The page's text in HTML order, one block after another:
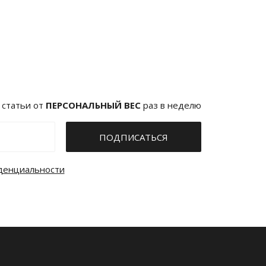
от ПЕРСОНАЛЬНЫЙ ВЕСраз в неделю
ПОДПИСАТЬСЯ